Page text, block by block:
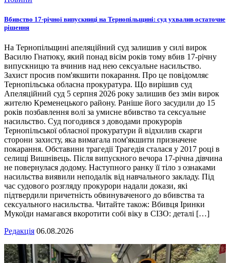
Вбивство 17-річної випускниці на Тернопільщині: суд ухвалив остаточне
рішення
На Тернопільщині апеляційний суд залишив у силі вирок
Василю Гнатюку, який понад вісім років тому вбив 17-річну
випускницю та вчинив над нею сексуальне насильство.
Захист просив пом'якшити покарання. Про це повідомляє
Тернопільська обласна прокуратура. Що вирішив суд
Апеляційний суд 5 серпня 2026 року залишив без змін вирок
жителю Кременецького району. Раніше його засудили до 15
років позбавлення волі за умисне вбивство та сексуальне
насильство. Суд погодився з доводами прокурорів
Тернопільської обласної прокуратури й відхилив скарги
сторони захисту, яка вимагала пом'якшити призначене
покарання. Обставини трагедії Трагедія сталася у 2017 році в
селищі Вишнівець. Після випускного вечора 17-річна дівчина
не повернулася додому. Наступного ранку її тіло з ознаками
насильства виявили неподалік від навчального закладу. Під
час судового розгляду прокурори надали докази, які
підтвердили причетність обвинуваченого до вбивства та
сексуального насильства. Читайте також: Вбивця Іринки
Мукоїди намагався вкоротити собі віку в СІЗО: деталі […]
Редакція 06.08.2026